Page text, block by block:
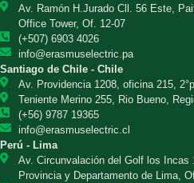
Av. Ramón H.Jurado Cll. 56 Este,
Office Tower, Of. 12-07
(+507) 6903 4026
info@erasmuselectric.pa
Santiago de Chile - Chile
Av. Providencia 1208, oficina 215,
Teniente Merino 255, Rio Bueno,
(+56) 9787 19365
info@erasmuselectric.cl
Perú - Lima
Av. Circunvalación del Golf los Incas
Provincia y Departamento de Lima,